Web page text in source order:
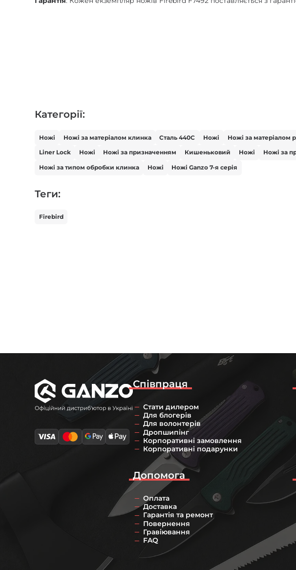
Категорії:
Ножі Ножі за матеріалом клинка Сталь 440С Ножі Ножі за матеріалом
Liner Lock Ножі Ножі за призначенням Кишеньковий Ножі Ножі за
Ножі за типом обробки клинка Ножі Ножі Ganzo 7-я серія
Теги:
Firebird
Співпраця
Стати дилером
Для блогерів
Для волонтерів
Дропшипінг
Корпоративні замовлення
Корпоративні подарунки
Допомога
Оплата
Доставка
Гарантія та ремонт
Повернення
Гравіювання
FAQ